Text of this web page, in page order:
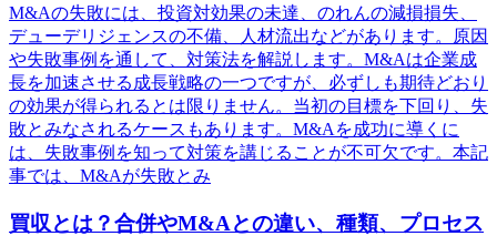
M&Aの失敗には、投資対効果の未達、のれんの減損損失、
デューデリジェンスの不備、人材流出などがあります。原因
や失敗事例を通して、対策法を解説します。M&Aは企業成
長を加速させる成長戦略の一つですが、必ずしも期待どおり
の効果が得られるとは限りません。当初の目標を下回り、失
敗とみなされるケースもあります。M&Aを成功に導くに
は、失敗事例を知って対策を講じることが不可欠です。本記
事では、M&Aが失敗とみ
買収とは？合併やM&Aとの違い、種類、プロセス